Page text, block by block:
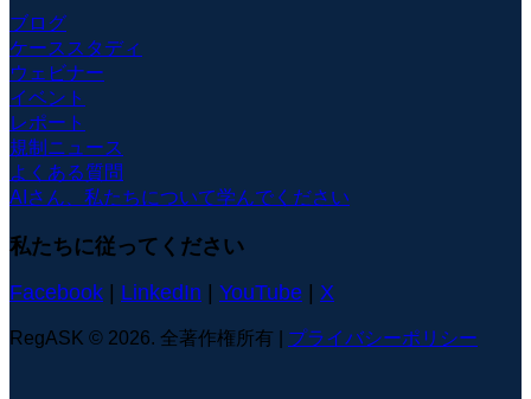
ブログ
ケーススタディ
ウェビナー
イベント
レポート
規制ニュース
よくある質問
AIさん、私たちについて学んでください
私たちに従ってください
Facebook
LinkedIn YouTube X
RegASK © 2026. 全著作権所有 | プライバシーポリシー